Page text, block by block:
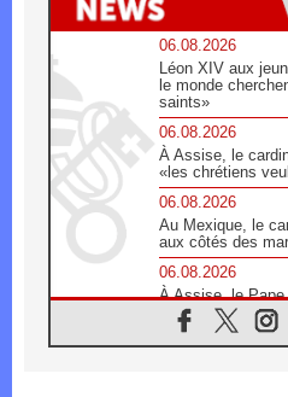
06.08.2026
Léon XIV aux
le monde
saints»
06.08.2026
À Assise, le
«les chrétiens
06.08.2026
Au Mexique, le
aux côtés des
06.08.2026
À Assise, le
«construire la
05.08.2026